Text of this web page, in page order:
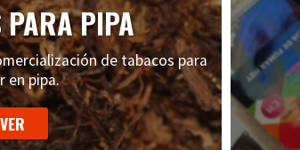
PIPA
de tabacos para
en pipa.